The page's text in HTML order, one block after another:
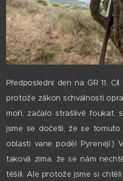
Předposlední den na GR 11.
protože zákon schválnosti
moři, začalo strašlivě foukat,
jsme se dočetli, že se
oblasti vane podél Pyrenejí.)
taková zima, že se nám
těšili. Ale protože jsme si